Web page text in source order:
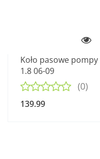
Koło pasowe pompy
1.8 06-09
(0)
139.99